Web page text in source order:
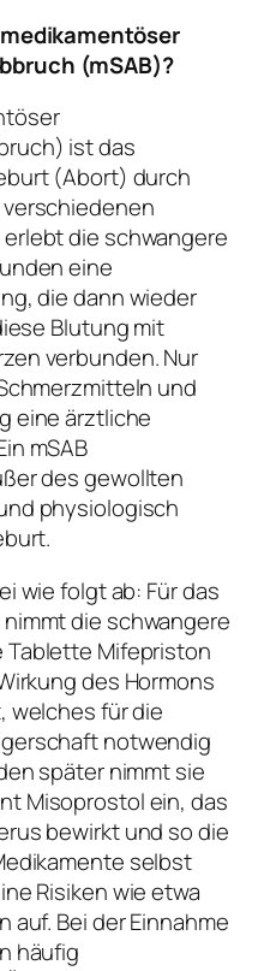
(mSAB)?
ist das
(Abort) durch
die schwangere
eine
die dann wieder
Blutung mit
verbunden. Nur
und
eine ärztliche
mSAB
des gewollten
physiologisch
wie folgt ab: Für das
die schwangere
Tablette Mifepriston
des Hormons
welches für die
notwendig
später nimmt sie
Misoprostol ein, das
bewirkt und so die
selbst
Risiken wie etwa
auf. Bei der Einnahme
häufig